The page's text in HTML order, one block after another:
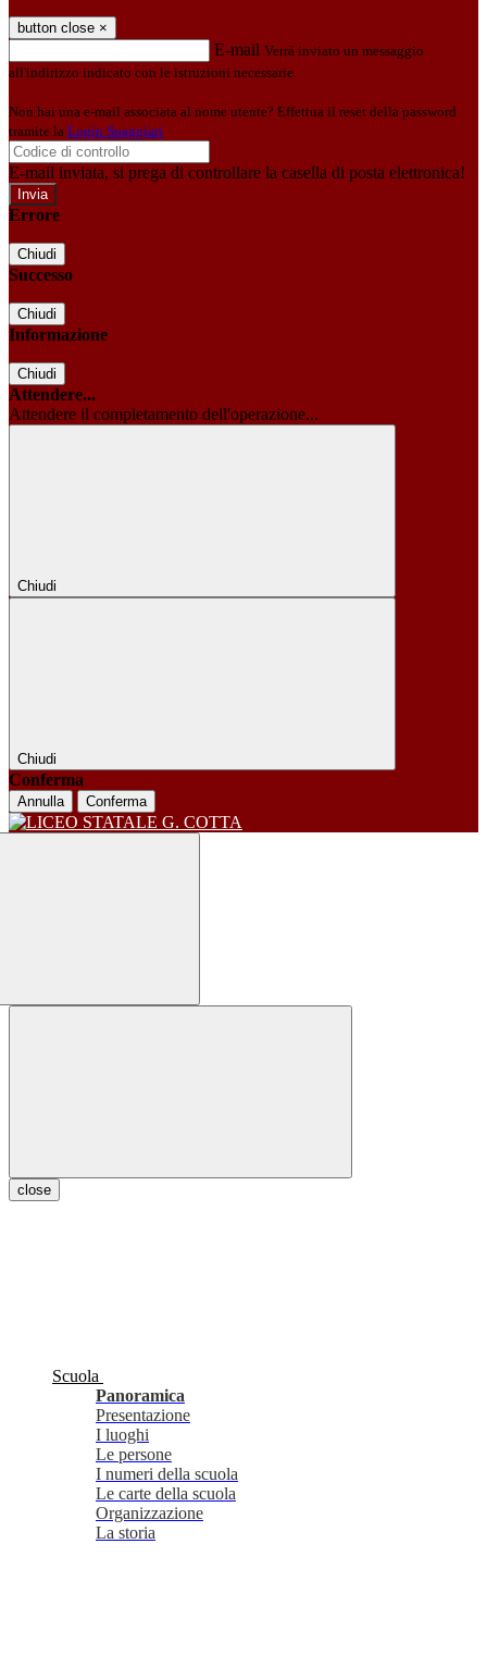
button close ×
E-mail Verrà inviato un messaggio
all'indirizzo indicato con le istruzioni necessarie.
Non hai una e-mail associata al nome utente? Effettua il reset della password
tramite la Login Spaggiari
E-mail inviata, si prega di controllare la casella di posta elettronica!
Errore
Chiudi
Successo
Chiudi
Informazione
Chiudi
Attendere...
Attendere il completamento dell'operazione...
Chiudi
Chiudi
Conferma
Annulla Conferma
close
Scuola
Panoramica
Presentazione
I luoghi
Le persone
I numeri della scuola
Le carte della scuola
Organizzazione
La storia